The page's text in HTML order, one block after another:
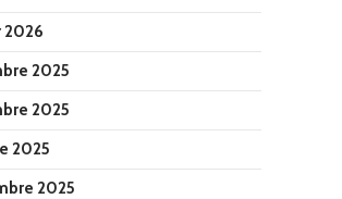
2026
2025
2025
2025
2025